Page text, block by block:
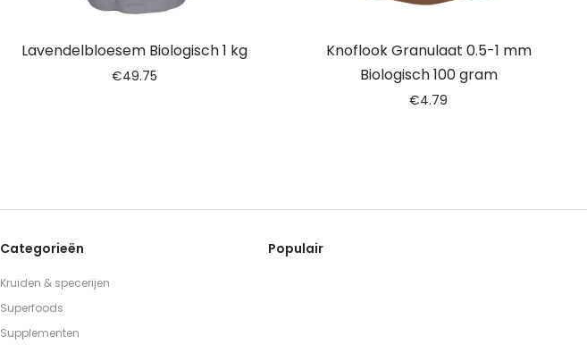
Lavendelbloesem Biologisch 1 kg
€49.75
Knoflook Granulaat 0.5-1 mm
Biologisch 100 gram
€4.79
Categorieën
Kruiden & specerijen
Superfoods
Supplementen
Populair